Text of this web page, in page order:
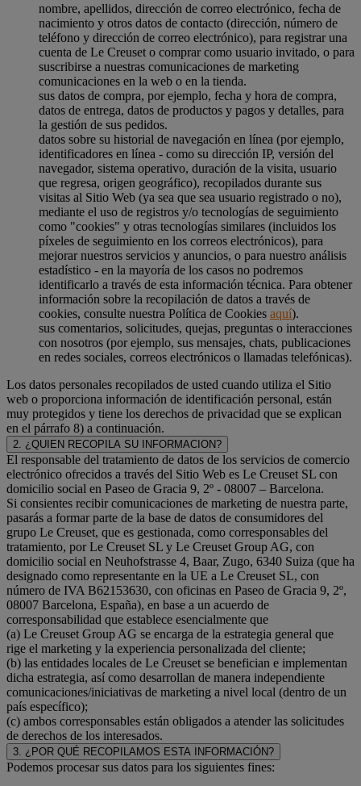
nombre, apellidos, dirección de correo electrónico, fecha de
nacimiento y otros datos de contacto (dirección, número de
teléfono y dirección de correo electrónico), para registrar una
cuenta de Le Creuset o comprar como usuario invitado, o para
suscribirse a nuestras comunicaciones de marketing
comunicaciones en la web o en la tienda.
sus datos de compra, por ejemplo, fecha y hora de compra,
datos de entrega, datos de productos y pagos y detalles, para
la gestión de sus pedidos.
datos sobre su historial de navegación en línea (por ejemplo,
identificadores en línea - como su dirección IP, versión del
navegador, sistema operativo, duración de la visita, usuario
que regresa, origen geográfico), recopilados durante sus
visitas al Sitio Web (ya sea que sea usuario registrado o no),
mediante el uso de registros y/o tecnologías de seguimiento
como "cookies" y otras tecnologías similares (incluidos los
píxeles de seguimiento en los correos electrónicos), para
mejorar nuestros servicios y anuncios, o para nuestro análisis
estadístico - en la mayoría de los casos no podremos
identificarlo a través de esta información técnica. Para obtener
información sobre la recopilación de datos a través de
cookies, consulte nuestra Política de Cookies aquí).
sus comentarios, solicitudes, quejas, preguntas o interacciones
con nosotros (por ejemplo, sus mensajes, chats, publicaciones
en redes sociales, correos electrónicos o llamadas telefónicas).
Los datos personales recopilados de usted cuando utiliza el Sitio
web o proporciona información de identificación personal, están
muy protegidos y tiene los derechos de privacidad que se explican
en el párrafo 8) a continuación.
2. ¿QUIEN RECOPILA SU INFORMACION?
El responsable del tratamiento de datos de los servicios de comercio
electrónico ofrecidos a través del Sitio Web es Le Creuset SL con
domicilio social en Paseo de Gracia 9, 2º - 08007 – Barcelona.
Si consientes recibir comunicaciones de marketing de nuestra parte,
pasarás a formar parte de la base de datos de consumidores del
grupo Le Creuset, que es gestionada, como corresponsables del
tratamiento, por Le Creuset SL y Le Creuset Group AG, con
domicilio social en Neuhofstrasse 4, Baar, Zugo, 6340 Suiza (que ha
designado como representante en la UE a Le Creuset SL, con
número de IVA B62153630, con oficinas en Paseo de Gracia 9, 2º,
08007 Barcelona, España), en base a un acuerdo de
corresponsabilidad que establece esencialmente que
(a) Le Creuset Group AG se encarga de la estrategia general que
rige el marketing y la experiencia personalizada del cliente;
(b) las entidades locales de Le Creuset se benefician e implementan
dicha estrategia, así como desarrollan de manera independiente
comunicaciones/iniciativas de marketing a nivel local (dentro de un
país específico);
(c) ambos corresponsables están obligados a atender las solicitudes
de derechos de los interesados.
3. ¿POR QUÉ RECOPILAMOS ESTA INFORMACIÓN?
Podemos procesar sus datos para los siguientes fines: